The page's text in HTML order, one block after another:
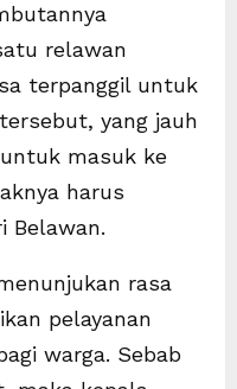
relawan
terpanggil untuk
yang jauh
masuk ke
harus
Belawan.
rasa
pelayanan
warga. Sebab